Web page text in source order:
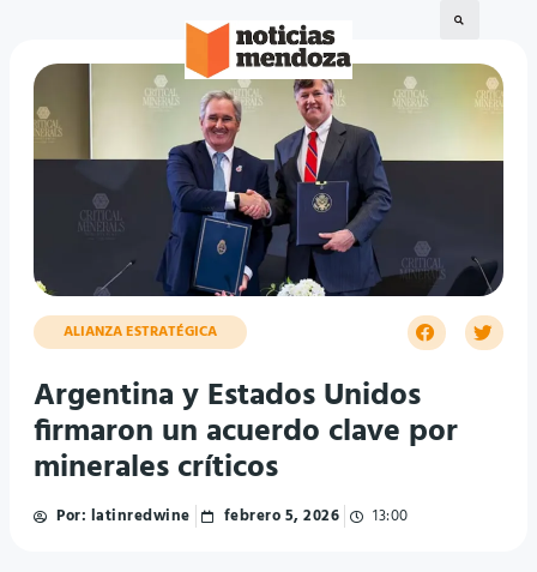
ALIANZA ESTRATÉGICA
Argentina y Estados Unidos
firmaron un acuerdo clave por
minerales críticos
Por: latinredwine febrero 5, 2026 13:00